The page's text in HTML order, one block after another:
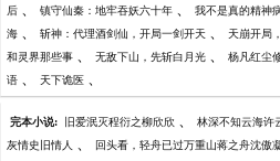
后 、 镇守仙秦：地牢吞妖六十年 、 我不是真的精神
海 、 斩神：代理酒剑仙，开局一剑开天 、 天崩开局
和灵界那些事 、 无敌下山，先斩白月光 、 杨凡红尘
语 、 天下诡医 、
完本小说: 旧爱泯灭程衍之柳欣欣 、 林深不知云海许
灰情史旧情人 、 回头看，轻舟已过万重山蒋之舟沈傲